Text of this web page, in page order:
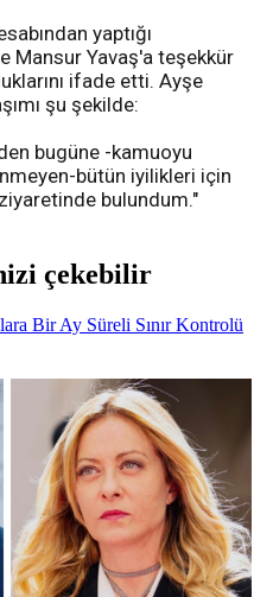
yaptığı
Mansur Yavaş'a teşekkür
ifade etti. Ayşe
şu şekilde:
bugüne -kamuoyu
bütün iyilikleri için
bulundum."
çekebilir
Bir Ay Süreli Sınır Kontrolü